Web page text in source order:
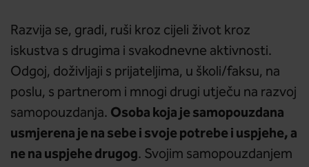
Razvija se, gradi, ruši kroz cijeli život kroz
iskustva s drugima i svakodnevne aktivnosti.
Odgoj, doživljaji s prijateljima, u školi/faksu, na
poslu, s partnerom i mnogi drugi utječu na razvoj
samopouzdanja. Osoba koja je samopouzdana
usmjerena je na sebe i svoje potrebe i uspjehe, a
ne na uspjehe drugog. Svojim samopouzdanjem